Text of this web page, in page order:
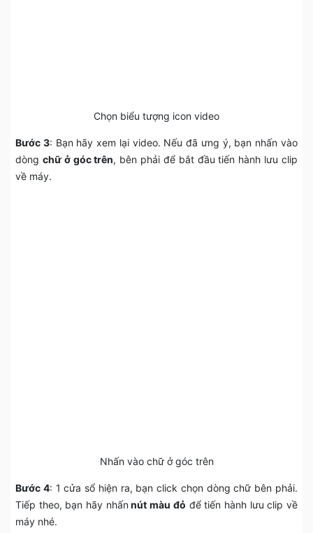
Chọn biểu tượng icon video
Bước 3: Bạn hãy xem lại video. Nếu đã ưng ý, bạn nhấn vào
dòng chữ ở góc trên, bên phải để bắt đầu tiến hành lưu clip
về máy.
Nhấn vào chữ ở góc trên
Bước 4: 1 cửa sổ hiện ra, bạn click chọn dòng chữ bên phải.
Tiếp theo, bạn hãy nhấnnút màu đỏ để tiến hành lưu clip về
máy nhé.